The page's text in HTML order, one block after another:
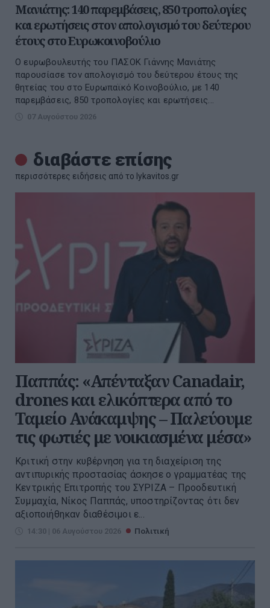
Μανιάτης: 140 παρεμβάσεις, 850 τροπολογίες
και ερωτήσεις στον απολογισμό του δεύτερου
έτους στο Ευρωκοινοβούλιο
Ο ευρωβουλευτής του ΠΑΣΟΚ Γιάννης Μανιάτης
παρουσίασε τον απολογισμό του δεύτερου έτους της
θητείας του στο Ευρωπαϊκό Κοινοβούλιο, με 140
παρεμβάσεις, 850 τροπολογίες και ερωτήσεις...
07 Αυγούστου 2026
διαβάστε επίσης
περισσότερες ειδήσεις από το lykavitos.gr
Παππάς: «Απένταξαν Canadair,
drones και ελικόπτερα από το
Ταμείο Ανάκαμψης – Παλεύουμε
τις φωτιές με νοικιασμένα μέσα»
Kριτική στην κυβέρνηση για τη διαχείριση της
αντιπυρικής προστασίας άσκησε ο γραμματέας της
Κεντρικής Επιτροπής του ΣΥΡΙΖΑ – Προοδευτική
Συμμαχία, Νίκος Παππάς, υποστηρίζοντας ότι δεν
αξιοποιήθηκαν διαθέσιμοι ε...
14:30 | 06 Αυγούστου 2026 Πολιτική